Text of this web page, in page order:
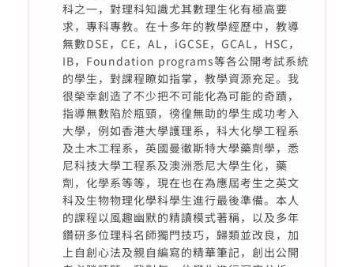
科之一，對理科知識尤其數理生化有極高要
求，專科專教。在十多年的教學經歷中，教導
無數DSE，CE，AL，iGCSE，GCAL，HSC，
IB，Foundation programs等各公開考試系統
的學生，對課程瞭如指掌，教學資源充足。我
很榮幸創造了不少把不可能化為可能的奇蹟，
指導無數陷於瓶頸，徬徨無助的學生成功考入
大學，例如香港大學護理系，科大化學工程系
及土木工程系，英國曼徹斯特大學藥劑學，悉
尼科技大學工程系及澳洲悉尼大學生化，藥
劑，化學系等等，現在也在為應屆考生之英文
科及生物物理化學科學生進行最後準備。本人
的課程以風趣幽默的精讀模式著稱，以及多年
鑽研多位理科名師獨門技巧，歸類並改良，加
上自創心法及親自編寫的精華筆記，創出公開